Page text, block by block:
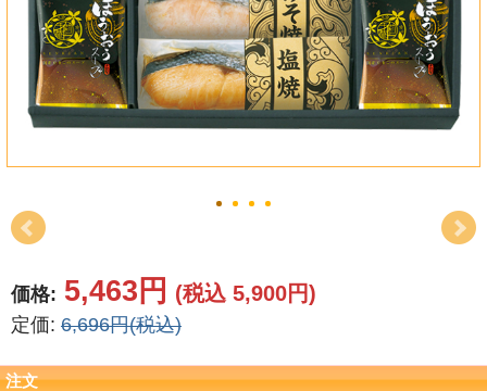
初盆・新盆
お中元
プレゼント
長寿のお祝い
カタログ
その他
価格: 5,463円 (税込 5,900円)
定価: 6,696円(税込)
注文